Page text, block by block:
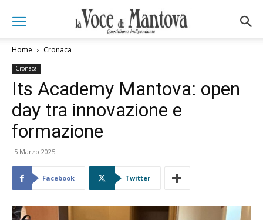
Home Cronaca
Cronaca
Its Academy Mantova: open
day tra innovazione e
formazione
5 Marzo 2025
Facebook Twitter